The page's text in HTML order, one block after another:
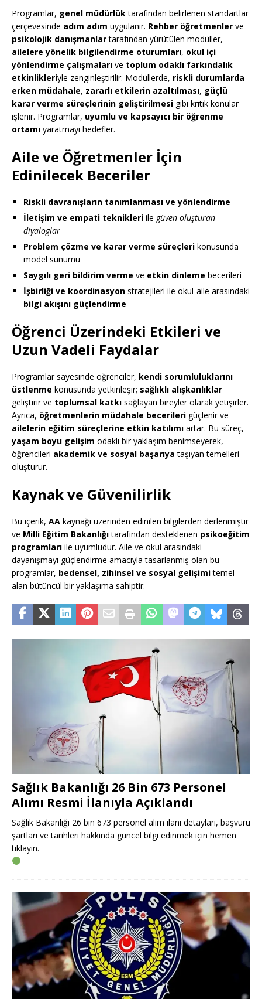
Programlar, genel müdürlüktarafından belirlenen standartlar
çerçevesinde adım adım uygulanır. Rehber öğretmenler ve
psikolojik danışmanlartarafından yürütülen modüller,
ailelere yönelik bilgilendirme oturumları, okul içi
yönlendirme çalışmaları ve toplum odaklı farkındalık
etkinlikleriyle zenginleştirilir. Modüllerde, riskli durumlarda
erken müdahale, zararlı etkilerin azaltılması, güçlü
karar verme süreçlerinin geliştirilmesi gibi kritik konular
işlenir. Programlar, uyumlu ve kapsayıcı bir öğrenme
ortamı yaratmayı hedefler.
Aile ve Öğretmenler İçin
Edinilecek Beceriler
Riskli davranışların tanımlanması ve yönlendirme
İletişim ve empati teknikleri ile güven oluşturan
diyaloglar
Problem çözme ve karar verme süreçleri konusunda
model sunumu
Saygılı geri bildirim verme ve etkin dinleme becerileri
İşbirliği ve koordinasyon stratejileri ile okul-aile arasındaki
bilgi akışını güçlendirme
Öğrenci Üzerindeki Etkileri ve
Uzun Vadeli Faydalar
Programlar sayesinde öğrenciler, kendi sorumluluklarını
üstlenme konusunda yetkinleşir; sağlıklı alışkanlıklar
geliştirir ve toplumsal katkı sağlayan bireyler olarak yetişirler.
Ayrıca, öğretmenlerin müdahale becerileri güçlenir ve
ailelerin eğitim süreçlerine etkin katılımı artar. Bu süreç,
yaşam boyu gelişim odaklı bir yaklaşım benimseyerek,
öğrencileri akademik ve sosyal başarıya taşıyan temelleri
oluşturur.
Kaynak ve Güvenilirlik
Bu içerik, AA kaynağı üzerinden edinilen bilgilerden derlenmiştir
ve Milli Eğitim Bakanlığıtarafından desteklenen psikoeğitim
programları ile uyumludur. Aile ve okul arasındaki
dayanışmayı güçlendirme amacıyla tasarlanmış olan bu
programlar, bedensel, zihinsel ve sosyal gelişimitemel
alan bütüncül bir yaklaşıma sahiptir.
Sağlık Bakanlığı 26 Bin 673 Personel
Alımı Resmi İlanıyla Açıklandı
Sağlık Bakanlığı 26 bin 673 personel alım ilanı detayları, başvuru
şartları ve tarihleri hakkında güncel bilgi edinmek için hemen
tıklayın.